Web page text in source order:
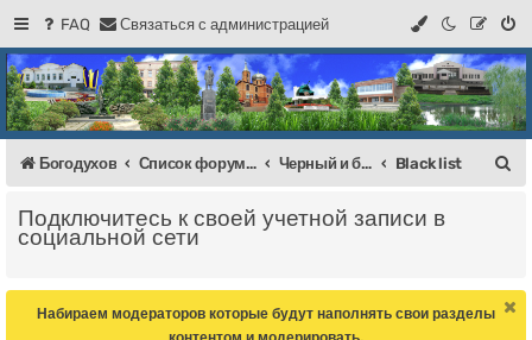
FAQ Связаться с администрацией
Регистрация
Форум Богодухова
Богодухов
Богодухов Список форумов Черный и белый список Богоодухов + Флуд Black list
к
Подключитесь к своей учетной записи в
социальной сети
Набираем модераторов которые будут наполнять свои разделы